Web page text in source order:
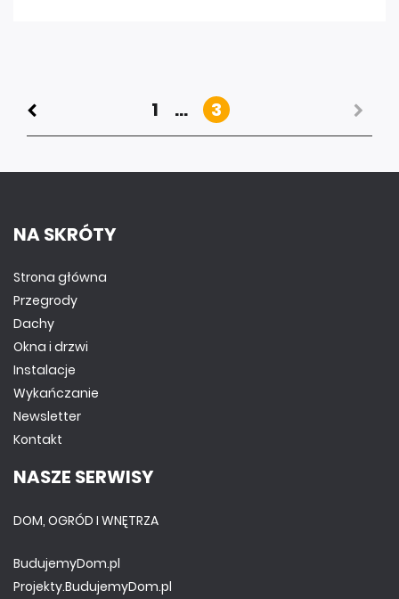
1 ... 3
NA SKRÓTY
Strona główna
Przegrody
Dachy
Okna i drzwi
Instalacje
Wykańczanie
Newsletter
Kontakt
NASZE SERWISY
DOM, OGRÓD I WNĘTRZA
BudujemyDom.pl
Projekty.BudujemyDom.pl